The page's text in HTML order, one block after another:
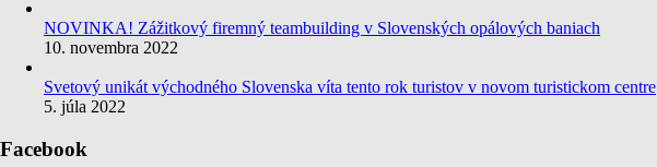
NOVINKA! Zážitkový firemný teambuilding v Slovenských opálových baniach
10. novembra 2022
Svetový unikát východného Slovenska víta tento rok turistov v novom turistickom centre
5. júla 2022
Facebook